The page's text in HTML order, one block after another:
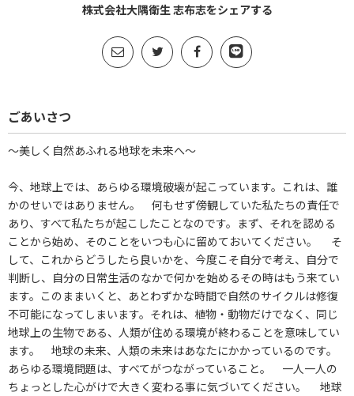
株式会社大隅衛生 志布志をシェアする
ごあいさつ
～美しく自然あふれる地球を未来へ～
今、地球上では、あらゆる環境破壊が起こっています。これは、誰
かのせいではありません。 何もせず傍観していた私たちの責任で
あり、すべて私たちが起こしたことなのです。まず、それを認める
ことから始め、そのことをいつも心に留めておいてください。 そ
して、これからどうしたら良いかを、今度こそ自分で考え、自分で
判断し、自分の日常生活のなかで何かを始めるその時はもう来てい
ます。このままいくと、あとわずかな時間で自然のサイクルは修復
不可能になってしまいます。それは、植物・動物だけでなく、同じ
地球上の生物である、人類が住める環境が終わることを意味してい
ます。 地球の未来、人類の未来はあなたにかかっているのです。
あらゆる環境問題は、すべてがつながっていること。 一人一人の
ちょっとした心がけで大きく変わる事に気づいてください。 地球